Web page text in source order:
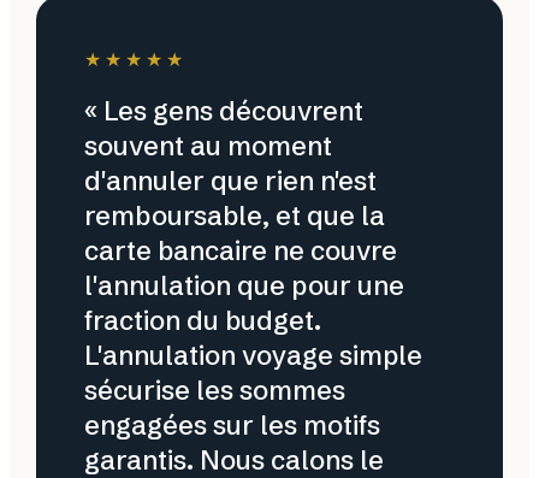
★★★★★
« Les gens découvrent
souvent au moment
d'annuler que rien n'est
remboursable, et que la
carte bancaire ne couvre
l'annulation que pour une
fraction du budget.
L'annulation voyage simple
sécurise les sommes
engagées sur les motifs
garantis. Nous calons le